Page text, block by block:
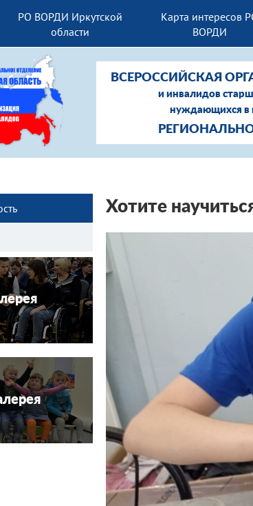
РО ВОРДИ Иркутской
области
Карта интересов
ВОРДИ
ВСЕРОССИЙСКАЯ
и инвалидов
нуждающихся в
Хотите